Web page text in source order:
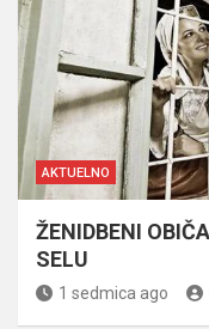
AKTUELNO
ŽENIDBENI
SELU
1 sedmica ago